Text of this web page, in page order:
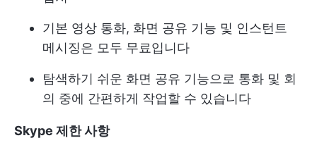
기본 영상 통화, 화면 공유 기능 및 인스턴트
메시징은 모두 무료입니다
탐색하기 쉬운 화면 공유 기능으로 통화 및 회
의 중에 간편하게 작업할 수 있습니다
Skype 제한 사항